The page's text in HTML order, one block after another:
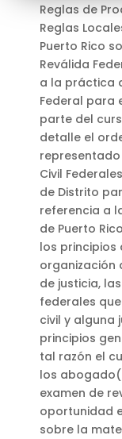
Reglas de
Reglas
Puerto Rico
Reválida
a la práctica
Federal para
parte del
detalle el
Civil
de Distrito
referencia a
de Puerto
los principios
organización
de justicia,
federales
civil y alguna
principios
tal razón el
los
examen de
oportunidad
sobre la